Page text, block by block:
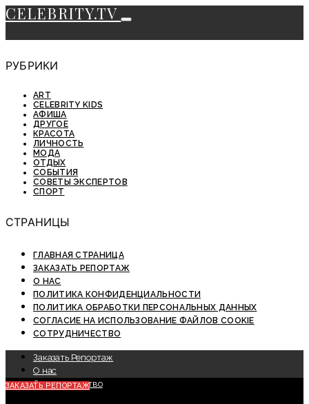
CELEBRITY.TV
РУБРИКИ
ART
CELEBRITY KIDS
АФИША
ДРУГОЕ
КРАСОТА
ЛИЧНОСТЬ
МОДА
ОТДЫХ
СОБЫТИЯ
СОВЕТЫ ЭКСПЕРТОВ
СПОРТ
СТРАНИЦЫ
ГЛАВНАЯ СТРАНИЦА
ЗАКАЗАТЬ РЕПОРТАЖ
О НАС
ПОЛИТИКА КОНФИДЕНЦИАЛЬНОСТИ
ПОЛИТИКА ОБРАБОТКИ ПЕРСОНАЛЬНЫХ ДАННЫХ
СОГЛАСИЕ НА ИСПОЛЬЗОВАНИЕ ФАЙЛОВ COOKIE
СОТРУДНИЧЕСТВО
Заказать Репортаж
О нас
Сотрудничество
ЗАКАЗАТЬ РЕПОРТАЖ